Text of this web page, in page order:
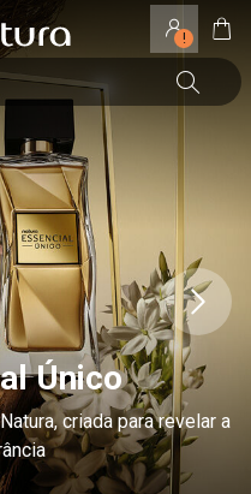
!
Único
criada para revelar a